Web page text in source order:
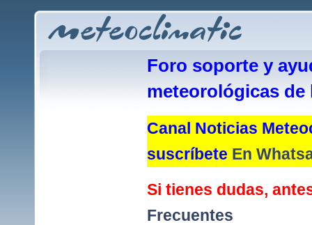
Foro soporte y
meteorológicas de
Canal Noticias
suscríbete En
Si tienes dudas,
Frecuentes